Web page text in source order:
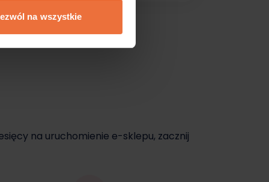
na wszystkie
na uruchomienie e-sklepu, zacznij